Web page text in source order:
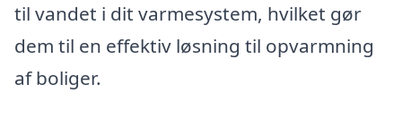
til vandet i dit varmesystem, hvilket gør
dem til en effektiv løsning til opvarmning
af boliger.